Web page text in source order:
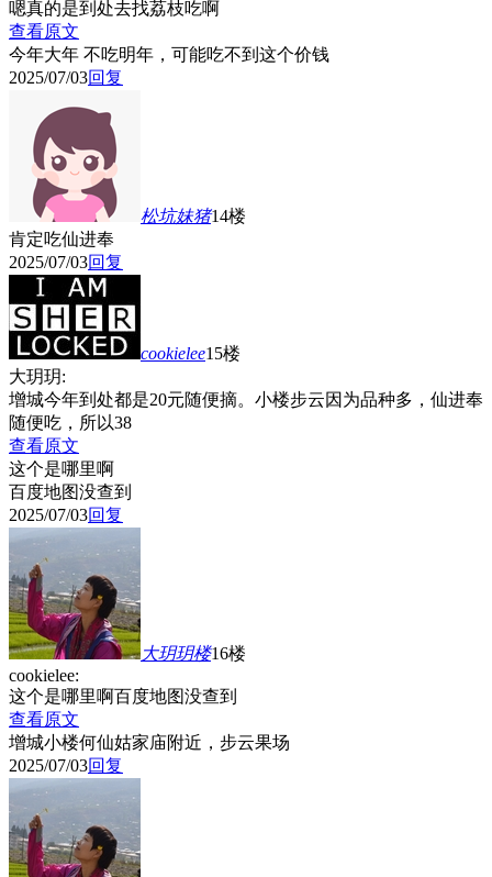
嗯真的是到处去找荔枝吃啊
查看原文
今年大年 不吃明年，可能吃不到这个价钱
2025/07/03回复
松坑妹猪14楼
肯定吃仙进奉
2025/07/03回复
cookielee15楼
大玥玥:
增城今年到处都是20元随便摘。小楼步云因为品种多，仙进奉
随便吃，所以38
查看原文
这个是哪里啊
百度地图没查到
2025/07/03回复
大玥玥楼16楼
cookielee:
这个是哪里啊百度地图没查到
查看原文
增城小楼何仙姑家庙附近，步云果场
2025/07/03回复